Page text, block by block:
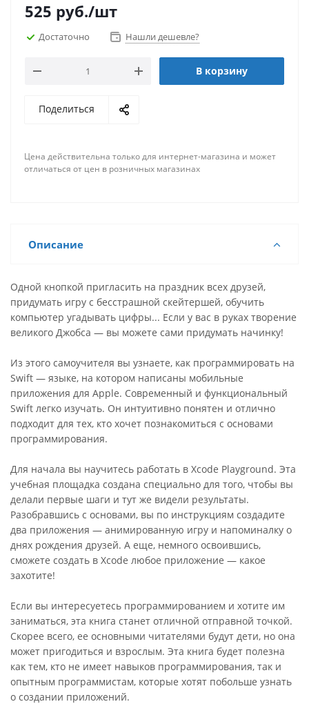
525 руб./шт
Достаточно Нашли дешевле?
В корзину
Поделиться
Цена действительна только для интернет-магазина и может
отличаться от цен в розничных магазинах
Описание
Одной кнопкой пригласить на праздник всех друзей,
придумать игру с бесстрашной скейтершей, обучить
компьютер угадывать цифры... Если у вас в руках творение
великого Джобса — вы можете сами придумать начинку!
Из этого самоучителя вы узнаете, как программировать на
Swift — языке, на котором написаны мобильные
приложения для Apple. Современный и функциональный
Swift легко изучать. Он интуитивно понятен и отлично
подходит для тех, кто хочет познакомиться с основами
программирования.
Для начала вы научитесь работать в Xcode Playground. Эта
учебная площадка создана специально для того, чтобы вы
делали первые шаги и тут же видели результаты.
Разобравшись с основами, вы по инструкциям создадите
два приложения — анимированную игру и напоминалку о
днях рождения друзей. А еще, немного освоившись,
сможете создать в Xcode любое приложение — какое
захотите!
Если вы интересуетесь программированием и хотите им
заниматься, эта книга станет отличной отправной точкой.
Скорее всего, ее основными читателями будут дети, но она
может пригодиться и взрослым. Эта книга будет полезна
как тем, кто не имеет навыков программирования, так и
опытным программистам, которые хотят побольше узнать
о создании приложений.